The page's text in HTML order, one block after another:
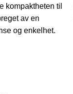
kompaktheten til
av en
og enkelhet.